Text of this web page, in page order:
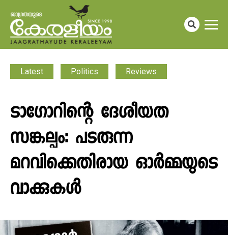
Latest Politics Reviews
ടാഗോറിന്റെ ദേശീയത
സങ്കല്പം: പടരുന്ന
മറവിക്കെതിരായ ഓര്‍മ്മയുടെ
വാക്കുകള്‍